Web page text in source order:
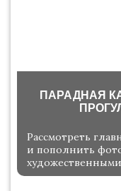
ПАРАДНАЯ
Рассмотреть
и пополнить